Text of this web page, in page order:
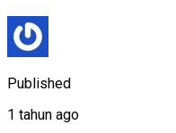
Published
1 tahun ago